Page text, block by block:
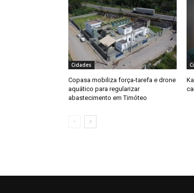
Cidades
Copasa mobiliza força-tarefa e drone
aquático para regularizar
abastecimento em Timóteo